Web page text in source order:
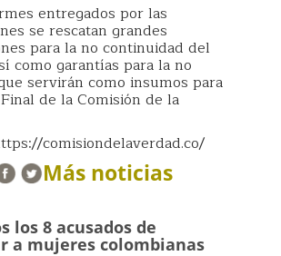
entregados por las
se rescatan grandes
para la no continuidad del
como garantías para la no
servirán como insumos para
de la Comisión de la
comisiondelaverdad.co/
Más noticias
los 8 acusados de
a mujeres colombianas